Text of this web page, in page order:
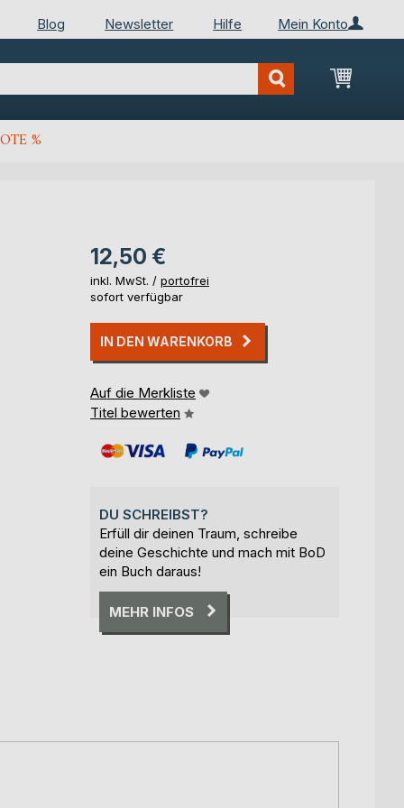
Mein Konto
Blog Newsletter Hilfe
Mein
%
12,50 €
inkl. MwSt. / portofrei
sofort verfügbar
IN DEN WARENKORB
Auf die Merkliste
Titel bewerten
DU SCHREIBST?
Erfüll dir deinen Traum, schreibe
deine Geschichte und mach mit BoD
ein Buch daraus!
MEHR INFOS